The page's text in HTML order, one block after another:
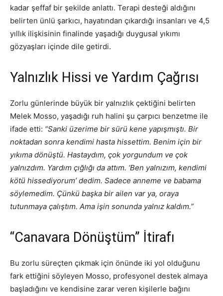
kadar şeffaf bir şekilde anlattı. Terapi desteği aldığını
belirten ünlü şarkıcı, hayatından çıkardığı insanları ve 4,5
yıllık ilişkisinin finalinde yaşadığı duygusal yıkımı
gözyaşları içinde dile getirdi.
Yalnızlık Hissi ve Yardım Çağrısı
Zorlu günlerinde büyük bir yalnızlık çektiğini belirten
Melek Mosso, yaşadığı ruh halini şu çarpıcı benzetme ile
ifade etti: “Sanki üzerime bir sürü kene yapışmıştı. Bir
noktadan sonra kendimi hasta hissettim. Benim için bir
yıkıma dönüştü. Hastaydım, çok yorgundum ve çok
yalnızdım. Yardım çığlığı da attım. ‘Ben yalnızım, kendimi
kötü hissediyorum’ dedim. Sadece anneme ve babama
söylemedim. Çünkü başka bir ailen var ya, oraya
tutunmaya çalıştım. Ama işin sonunda yalnız kaldım.”
“Canavara Dönüştüm” İtirafı
Bu zorlu süreçten çıkmak için önünde iki yol olduğunu
fark ettiğini söyleyen Mosso, profesyonel destek almaya
başladığını ve kendisine zarar veren kişilerle bağını